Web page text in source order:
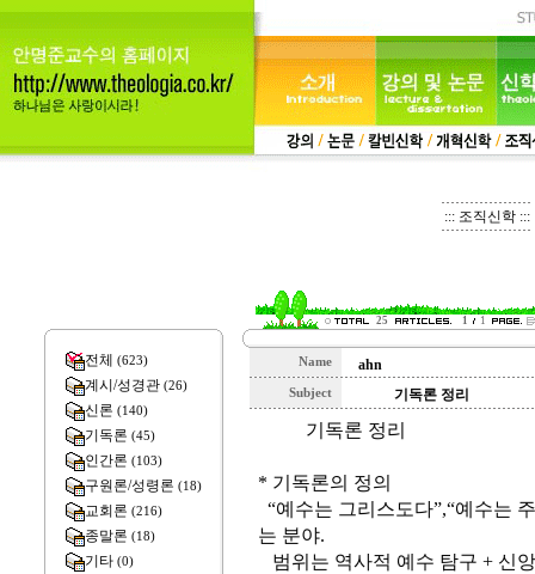
::: 조직신학 :::
25 1 1
전체 (623)
계시/성경관 (26)
신론 (140)
기독론 (45)
인간론 (103)
구원론/성령론 (18)
교회론 (216)
종말론 (18)
기타 (0)
Name ahn
Subject 기독론 정리
기독론 정리
* 기독론의 정의
“예수는 그리스도다”,“예수는
는 분야.
범위는 역사적 예수 탐구 + 신